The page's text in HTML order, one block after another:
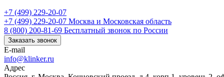
+7 (499) 229-20-07
+7 (499) 229-20-07 Москва и Московская область
8 (800) 200-81-69 Бесплатный звонок по России
Заказать звонок
E-mail
info@klinker.ru
Адрес